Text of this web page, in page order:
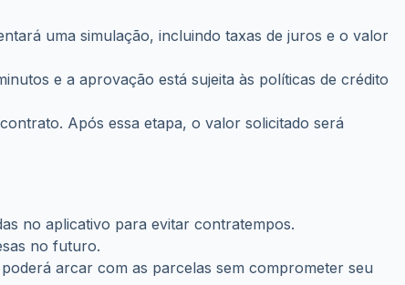
uma simulação, incluindo taxas de juros e o valor
e a aprovação está sujeita às políticas de crédito
Após essa etapa, o valor solicitado será
no aplicativo para evitar contratempos.
no futuro.
arcar com as parcelas sem comprometer seu